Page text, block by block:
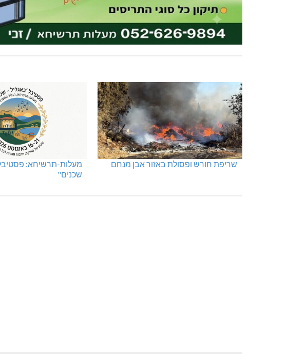
שריפת חורש ופסולת באזור אבן מנחם
מעלות-תרשיחא:
שכנים"